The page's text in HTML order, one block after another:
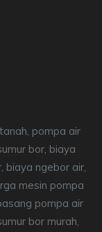
pompa air
bor, biaya
biaya ngebor air,
mesin pompa
pompa air
bor murah,